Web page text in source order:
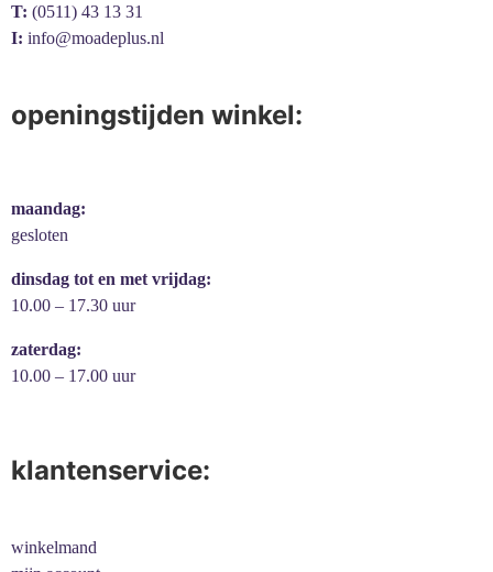
T: (0511) 43 13 31
I: info@moadeplus.nl
openingstijden winkel:
maandag:
gesloten
dinsdag tot en met vrijdag:
10.00 – 17.30 uur
zaterdag:
10.00 – 17.00 uur
klantenservice:
winkelmand